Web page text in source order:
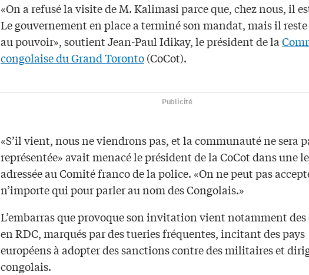
«On a refusé la visite de M. Kalimasi parce que, chez nous, il
Le gouvernement en place a terminé son mandat, mais il
au pouvoir», soutient Jean-Paul Idikay, le président de la
congolaise du Grand Toronto(CoCot).
Publicité
«S’il vient, nous ne viendrons pas, et la communauté ne sera
représentée» avait menacé le président de la CoCot dans une
adressée au Comité franco de la police. «On ne peut pas
n’importe qui pour parler au nom des Congolais.»
L’embarras que provoque son invitation vient notamment
en RDC, marqués par des tueries fréquentes, incitant des pays
européens à adopter des sanctions contre des militaires et
congolais.